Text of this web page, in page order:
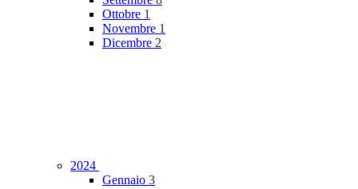
Ottobre 1
Novembre 1
Dicembre 2
2024
Gennaio 3